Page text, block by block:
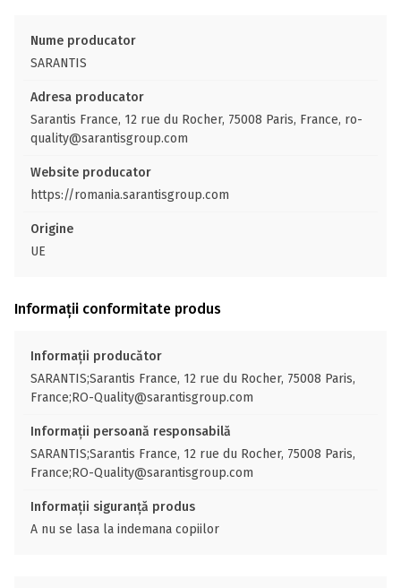
Nume producator
SARANTIS
Adresa producator
Sarantis France, 12 rue du Rocher, 75008 Paris, France, ro-
quality@sarantisgroup.com
Website producator
https://romania.sarantisgroup.com
Origine
UE
Informații conformitate produs
Informații producător
SARANTIS;Sarantis France, 12 rue du Rocher, 75008 Paris,
France;RO-Quality@sarantisgroup.com
Informații persoană responsabilă
SARANTIS;Sarantis France, 12 rue du Rocher, 75008 Paris,
France;RO-Quality@sarantisgroup.com
Informații siguranță produs
A nu se lasa la indemana copiilor